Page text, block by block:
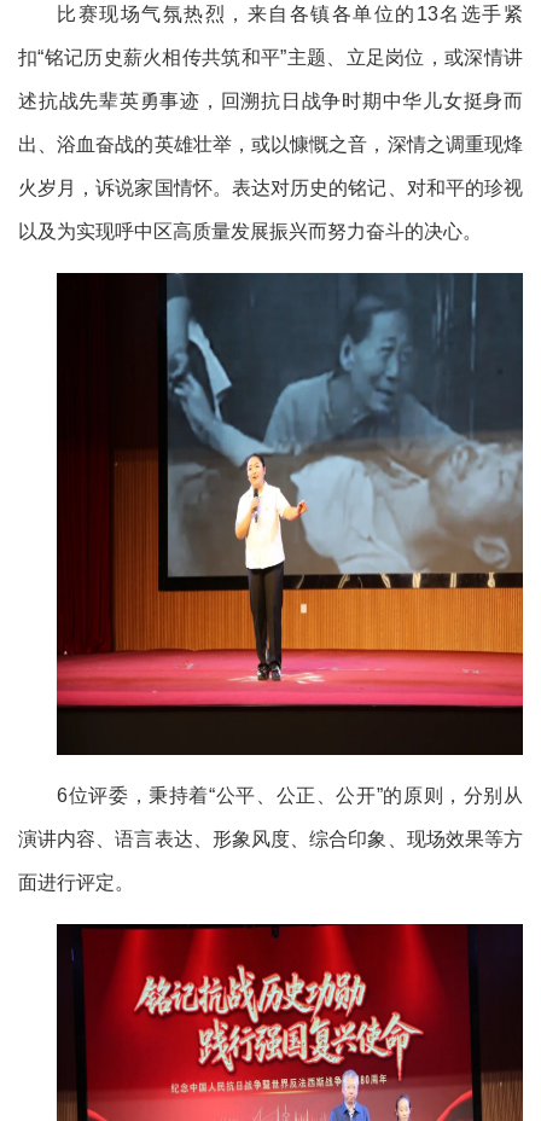
比赛现场气氛热烈，来自各镇各单位的13名选手紧
扣“铭记历史薪火相传共筑和平”主题、立足岗位，或深情讲
述抗战先辈英勇事迹，回溯抗日战争时期中华儿女挺身而
出、浴血奋战的英雄壮举，或以慷慨之音，深情之调重现烽
火岁月，诉说家国情怀。表达对历史的铭记、对和平的珍视
以及为实现呼中区高质量发展振兴而努力奋斗的决心。
6位评委，秉持着“公平、公正、公开”的原则，分别从
演讲内容、语言表达、形象风度、综合印象、现场效果等方
面进行评定。